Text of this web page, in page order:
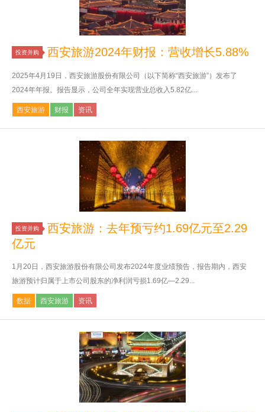
投资并购 西安旅游2024年财报：营收增长5.88%
2025年4月19日，西安旅游股份有限公司（以下简称“西安旅游”）发布了
2024年年报。报告显示，公司全年实现营业总收入5.82亿...
西安旅游 财报 资讯
投资并购
西安旅游：去年预亏约1.69亿元至2.29
亿元
1月20日，西安旅游股份有限公司发布2024年度业绩预告，报告期内，西安
旅游预计归属于上市公司股东的净利润亏损1.69亿—2.29...
数据 西安旅游 资讯